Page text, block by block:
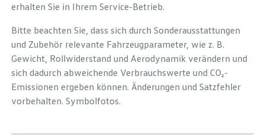
erhalten Sie in Ihrem Service-Betrieb.
Bitte beachten Sie, dass sich durch Sonderausstattungen
und Zubehör relevante Fahrzeugparameter, wie z. B.
Gewicht, Rollwiderstand und Aerodynamik verändern und
sich dadurch abweichende Verbrauchswerte und CO₂-
Emissionen ergeben können. Änderungen und Satzfehler
vorbehalten. Symbolfotos.